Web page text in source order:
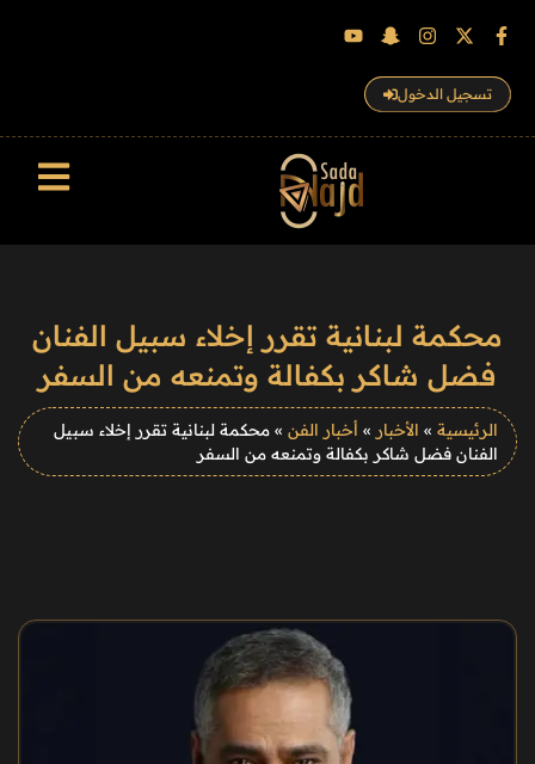
تسجيل الدخول
محكمة لبنانية تقرر إخلاء سبيل الفنان
فضل شاكر بكفالة وتمنعه من السفر
الرئيسية » الأخبار » أخبار الفن » محكمة لبنانية تقرر إخلاء سبيل
الفنان فضل شاكر بكفالة وتمنعه من السفر